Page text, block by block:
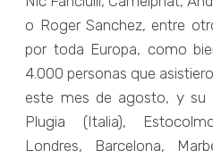
o Roger Sanchez, entre
por toda Europa, como
4.000 personas que
este mes de agosto, y su
Plugia (Italia),
Londres, Barcelona,